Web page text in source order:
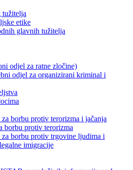
tužitelja
etike
glavnih tužitelja
odjel za ratne zločine)
odjel za organizirani kriminal i
borbu protiv terorizma i jačanja
borbu protiv terorizma
za borbu protiv trgovine ljudima i
imigracije